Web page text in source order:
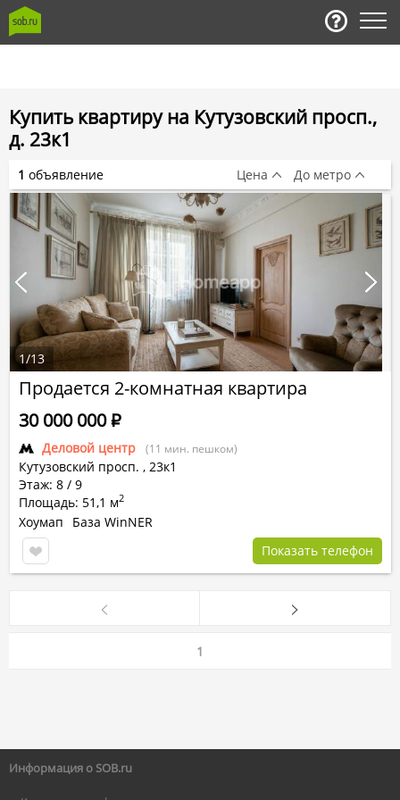
Купить квартиру на Кутузовский просп.,
д. 23к1
Продается 2-комнатная квартира
Деловой центр (11 мин. пешком)
Кутузовский просп. , 23к1
Этаж: 8 / 9
Площадь: 51,1 м2
30 000 000Р
Хоумап
База WinNER
Показать телефон
1/13
1 объявление Цена До метро
1
Информация о SOB.ru